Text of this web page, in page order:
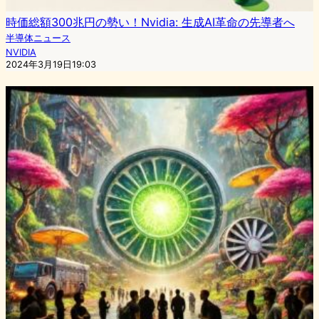
時価総額300兆円の勢い！Nvidia: 生成AI革命の先導者へ
半導体ニュース
NVIDIA
2024年3月19日19:03